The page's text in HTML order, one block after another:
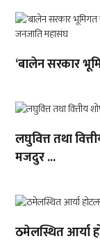
‘बालेन सरकार
लघुवित्त तथा
मजदुर ...
ठमेलस्थित आर्या